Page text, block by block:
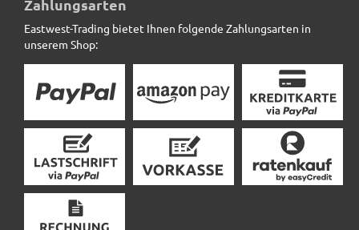
Zahlungsarten
Eastwest-Trading bietet Ihnen folgende Zahlungsarten in
unserem Shop: